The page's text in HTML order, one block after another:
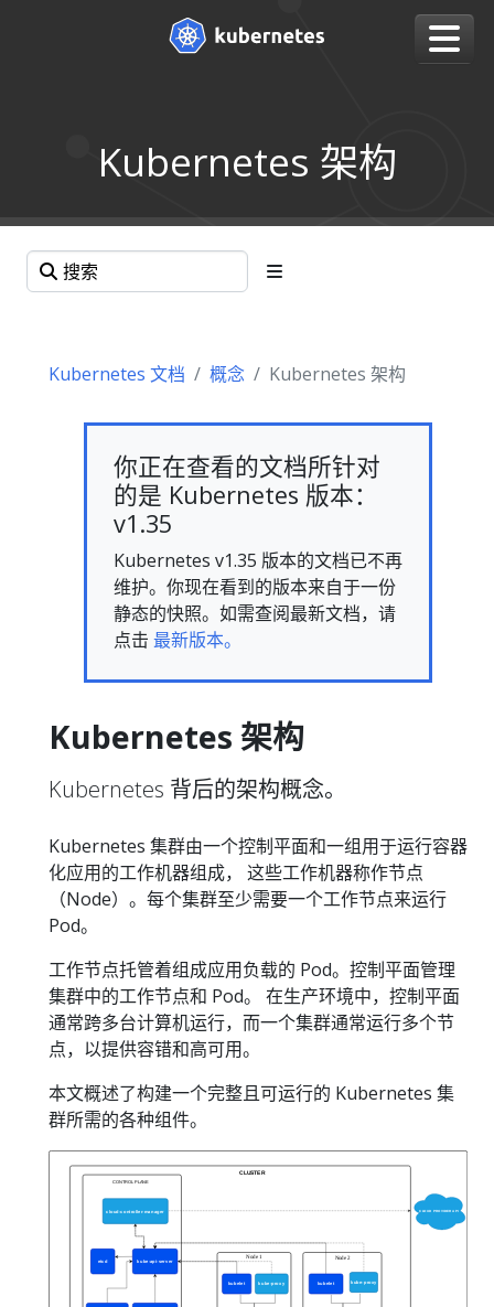
Kubernetes 架构
Kubernetes 文档 概念 Kubernetes 架构
你正在查看的文档所针对
的是 Kubernetes 版本：
v1.35
Kubernetes v1.35 版本的文档已不再
维护。你现在看到的版本来自于一份
静态的快照。如需查阅最新文档，请
点击 最新版本。
Kubernetes 架构
Kubernetes 背后的架构概念。
Kubernetes 集群由一个控制平面和一组用于运行容器
化应用的工作机器组成， 这些工作机器称作节点
（Node）。每个集群至少需要一个工作节点来运行
Pod。
工作节点托管着组成应用负载的 Pod。控制平面管理
集群中的工作节点和 Pod。 在生产环境中，控制平面
通常跨多台计算机运行，而一个集群通常运行多个节
点，以提供容错和高可用。
本文概述了构建一个完整且可运行的 Kubernetes 集
群所需的各种组件。